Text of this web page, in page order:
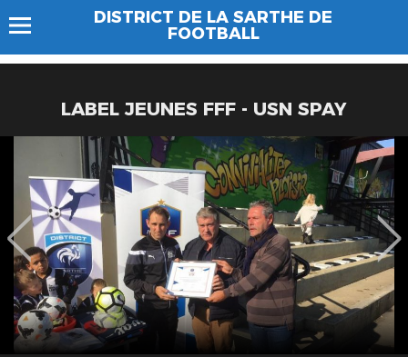
DISTRICT DE LA SARTHE DE
FOOTBALL
LABEL JEUNES FFF - USN SPAY